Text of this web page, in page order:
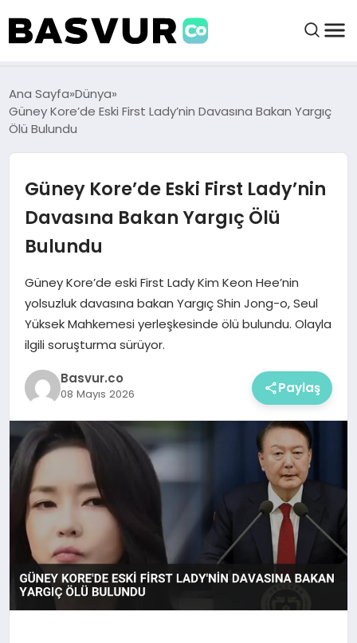
BAŞVURULAR
BAYILIKLER
HABERLER
KRIPTO HABER
Ana Sayfa Dünya
Güney Kore’de Eski First Lady’nin Davasına Bakan Yargıç
Ölü Bulundu
Güney Kore’de Eski First Lady’nin
Davasına Bakan Yargıç Ölü
Bulundu
Güney Kore’de eski First Lady Kim Keon Hee’nin
yolsuzluk davasına bakan Yargıç Shin Jong-o, Seul
Yüksek Mahkemesi yerleşkesinde ölü bulundu. Olayla
ilgili soruşturma sürüyor.
Basvur.co
08 Mayıs 2026 Paylaş